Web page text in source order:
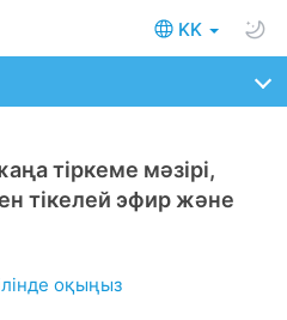
KK
тіркеме мәзірі,
тікелей эфир және
оқыңыз